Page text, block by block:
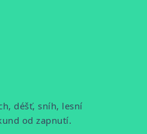
déšť, sníh, lesní
od zapnutí.